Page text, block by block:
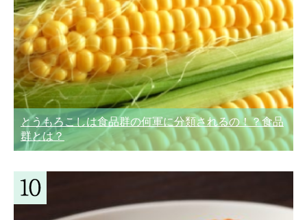
とうもろこしは食品群の何軍に分類されるの！？食品
群とは？